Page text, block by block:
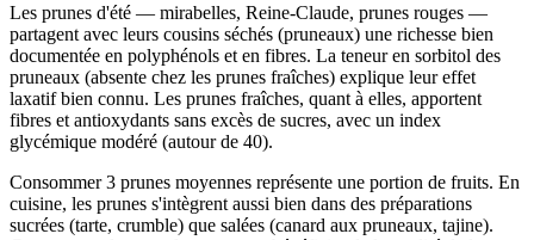
Les prunes d'été — mirabelles, Reine-Claude, prunes rouges —
partagent avec leurs cousins séchés (pruneaux) une richesse bien
documentée en polyphénols et en fibres. La teneur en sorbitol des
pruneaux (absente chez les prunes fraîches) explique leur effet
laxatif bien connu. Les prunes fraîches, quant à elles, apportent
fibres et antioxydants sans excès de sucres, avec un index
glycémique modéré (autour de 40).
Consommer 3 prunes moyennes représente une portion de fruits. En
cuisine, les prunes s'intègrent aussi bien dans des préparations
sucrées (tarte, crumble) que salées (canard aux pruneaux, tajine).